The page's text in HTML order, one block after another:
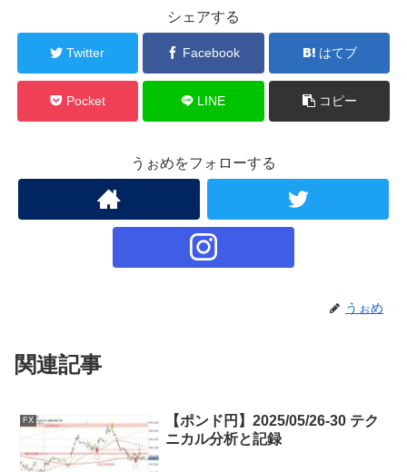
シェアする
Twitter Facebook はてブ
Pocket LINE コピー
うぉめをフォローする
うぉめ
関連記事
FX
【ポンド円】2025/05/26-30 テク
ニカル分析と記録